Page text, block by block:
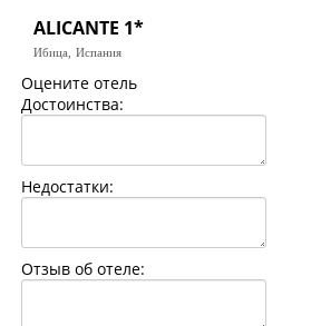
Цены дня
Страны
ALICANTE 1*
Ибица, Испания
Оцените отель
Достоинства:
Недостатки:
Отзыв об отеле: